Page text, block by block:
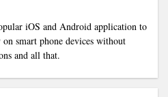
iOS and Android application to
smart phone devices without
and all that.